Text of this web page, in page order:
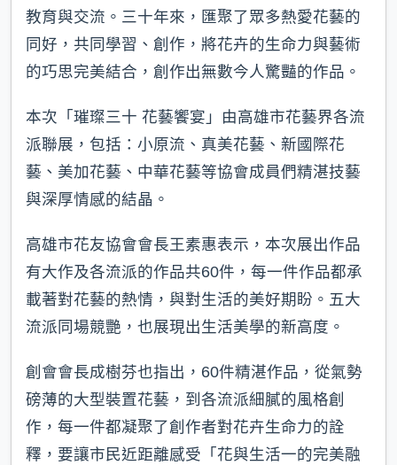
教育與交流。三十年來，匯聚了眾多熱愛花藝的
同好，共同學習、創作，將花卉的生命力與藝術
的巧思完美結合，創作出無數今人驚豔的作品。
本次「璀璨三十 花藝饗宴」由高雄市花藝界各流
派聯展，包括：小原流、真美花藝、新國際花
藝、美加花藝、中華花藝等協會成員們精湛技藝
與深厚情感的結晶。
高雄市花友協會會長王素惠表示，本次展出作品
有大作及各流派的作品共60件，每一件作品都承
載著對花藝的熱情，與對生活的美好期盼。五大
流派同場競艷，也展現出生活美學的新高度。
創會會長成樹芬也指出，60件精湛作品，從氣勢
磅薄的大型裝置花藝，到各流派細膩的風格創
作，每一件都凝聚了創作者對花卉生命力的詮
釋，要讓市民近距離感受「花與生活一的完美融